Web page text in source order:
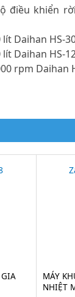
điều khiển
Daihan HS-
Daihan HS-
rpm Daihan
MÁY
NHIỆT